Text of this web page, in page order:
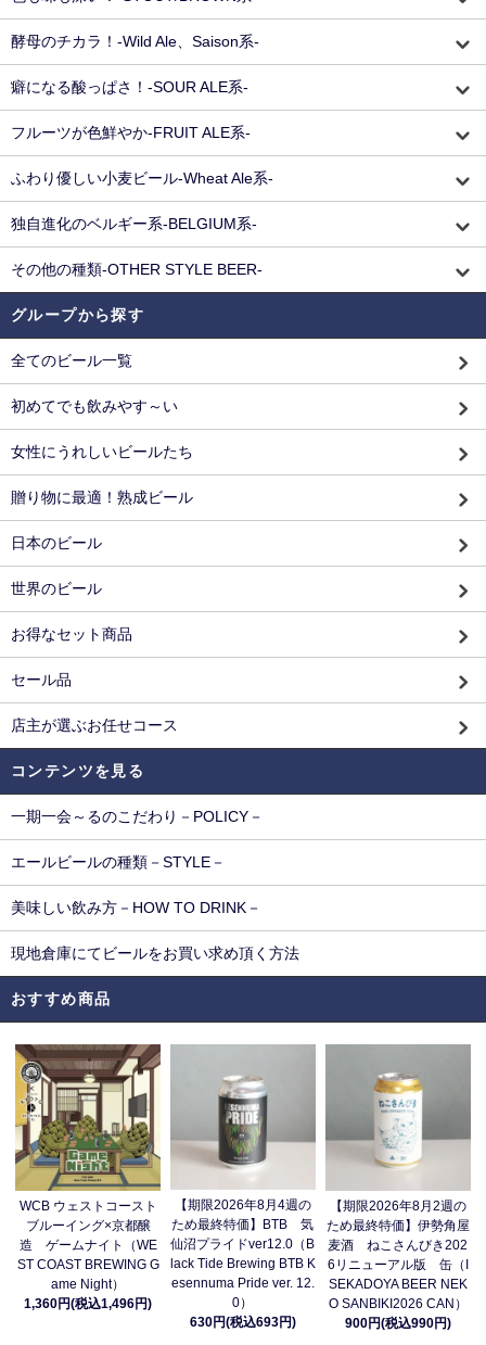
酵母のチカラ！-Wild Ale、Saison系-
癖になる酸っぱさ！-SOUR ALE系-
フルーツが色鮮やか-FRUIT ALE系-
ふわり優しい小麦ビール-Wheat Ale系-
独自進化のベルギー系-BELGIUM系-
その他の種類-OTHER STYLE BEER-
グループから探す
全てのビール一覧
初めてでも飲みやす～い
女性にうれしいビールたち
贈り物に最適！熟成ビール
日本のビール
世界のビール
お得なセット商品
セール品
店主が選ぶお任せコース
コンテンツを見る
一期一会～るのこだわり－POLICY－
エールビールの種類－STYLE－
美味しい飲み方－HOW TO DRINK－
現地倉庫にてビールをお買い求め頂く方法
おすすめ商品
WCB ウェストコースト
ブルーイング×京都醸
造 ゲームナイト（WE
ST COAST BREWING G
ame Night）
1,360円(税込1,496円)
【期限2026年8月4週の
ため最終特価】BTB 気
仙沼プライドver12.0（B
lack Tide Brewing BTB K
esennuma Pride ver. 12.
0）
630円(税込693円)
【期限2026年8月2週の
ため最終特価】伊勢角屋
麦酒 ねこさんびき202
6リニューアル版 缶（I
SEKADOYA BEER NEK
O SANBIKI2026 CAN）
900円(税込990円)